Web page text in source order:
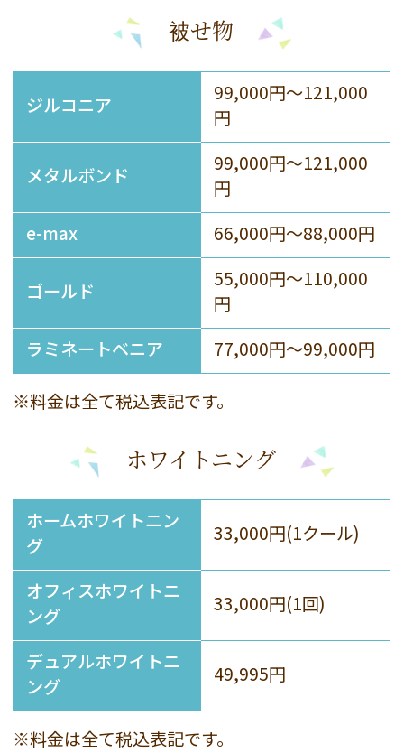
被せ物
ジルコニア
99,000円～121,000
円
メタルボンド
99,000円～121,000
円
e-max
66,000円～88,000円
ゴールド
55,000円～110,000
円
ラミネートベニア
77,000円～99,000円
※料金は全て税込表記です。
ホワイトニング
ホームホワイトニン
グ
33,000円(1クール)
オフィスホワイトニ
ング
33,000円(1回)
デュアルホワイトニ
ング
49,995円
※料金は全て税込表記です。